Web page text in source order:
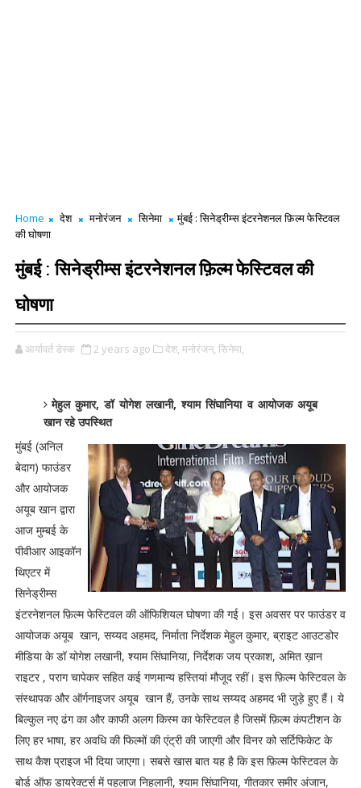
Home देश मनोरंजन सिनेमा
मुंबई : सिनेड्रीम्स इंटरनेशनल फ़िल्म फेस्टिवल
की घोषणा
मुंबई : सिनेड्रीम्स इंटरनेशनल फ़िल्म फेस्टिवल की
घोषणा
आर्यावर्त डेस्क 2 years ago देश, मनोरंजन, सिनेमा,
मेहुल कुमार, डॉ योगेश लखानी, श्याम सिंघानिया व आयोजक अयूब
खान रहे उपस्थित
मुंबई (अनिल
बेदाग) फाउंडर
और आयोजक
अयूब खान द्वारा
आज मुम्बई के
पीवीआर आइकॉन
थिएटर में
सिनेड्रीम्स
इंटरनेशनल फ़िल्म फेस्टिवल की ऑफिशियल घोषणा की गई। इस अवसर पर फाउंडर व
आयोजक अयूब खान, सय्यद अहमद, निर्माता निर्देशक मेहुल कुमार, ब्राइट आउटडोर
मीडिया के डॉ योगेश लखानी, श्याम सिंघानिया, निर्देशक जय प्रकाश, अमित ख़ान
राइटर , पराग चापेकर सहित कई गणमान्य हस्तियां मौजूद रहीं। इस फ़िल्म फेस्टिवल के
संस्थापक और ऑर्गनाइजर अयूब खान हैं, उनके साथ सय्यद अहमद भी जुड़े हुए हैं। ये
बिल्कुल नए ढंग का और काफी अलग किस्म का फेस्टिवल है जिसमें फ़िल्म कंपटीशन के
लिए हर भाषा, हर अवधि की फिल्मों की एंट्री की जाएगी और विनर को सर्टिफिकेट के
साथ कैश प्राइज भी दिया जाएगा। सबसे खास बात यह है कि इस फ़िल्म फेस्टिवल के
बोर्ड ऑफ डायरेक्टर्स में पहलाज निहलानी, श्याम सिंघानिया, गीतकार समीर अंजान,